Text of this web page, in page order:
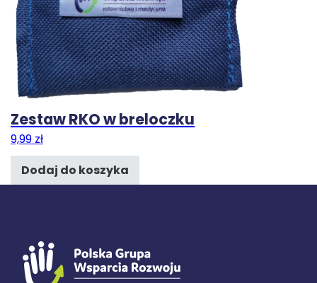
Zestaw RKO w breloczku
9,99 zł
Dodaj do koszyka